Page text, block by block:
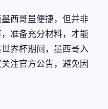
西哥虽便捷，但并非
准备充分材料，才能
界杯期间，墨西哥入
注官方公告，避免因